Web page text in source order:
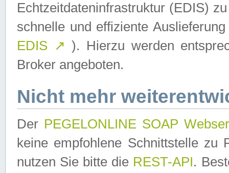
Echtzeitdateninfrastruktur (EDIS)
schnelle und effiziente
EDIS ↗ ). Hierzu werden
Broker angeboten.
Nicht mehr
Der PEGELONLINE SOAP
keine empfohlene Schnittstelle zu
nutzen Sie bitte die REST-API.